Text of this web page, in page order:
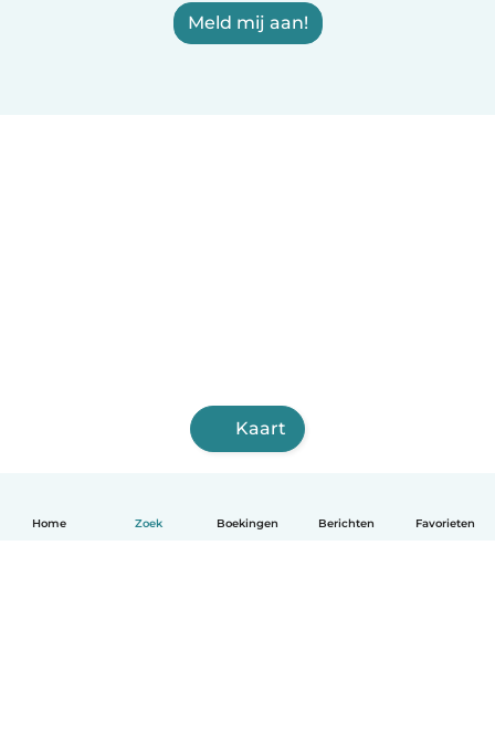
Home Zoek Boekingen Berichten Favorieten
Meld mij aan!
Kaart